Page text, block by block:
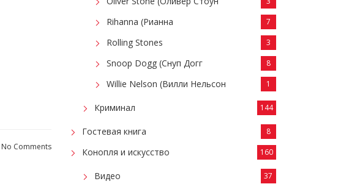
No Comments
Rihanna (Рианна 7
Rolling Stones 3
Snoop Dogg (Снуп Догг 8
Willie Nelson (Вилли Нельсон 1
Криминал 144
Гостевая книга 8
Конопля и искусство 160
Видео 37